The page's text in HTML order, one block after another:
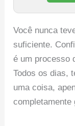
Você nunca
suficiente.
é um processo
Todos os dias,
uma coisa,
completamente